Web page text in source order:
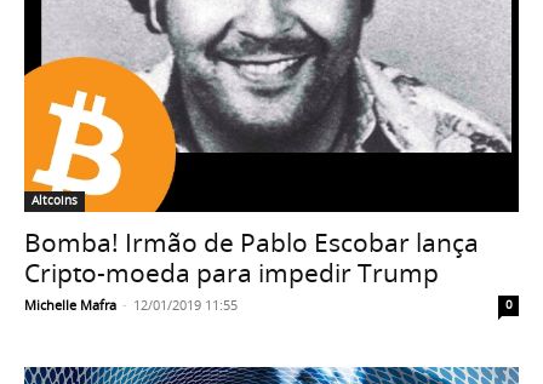
Altcoins
Bomba! Irmão de Pablo Escobar lança
Cripto-moeda para impedir Trump
Michelle Mafra - 12/01/2019 11:55 0